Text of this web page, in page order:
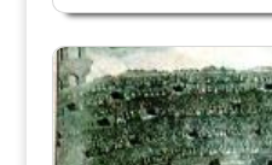
под замком Сан
такой же ширины,
сооружение...
Верона
Римская